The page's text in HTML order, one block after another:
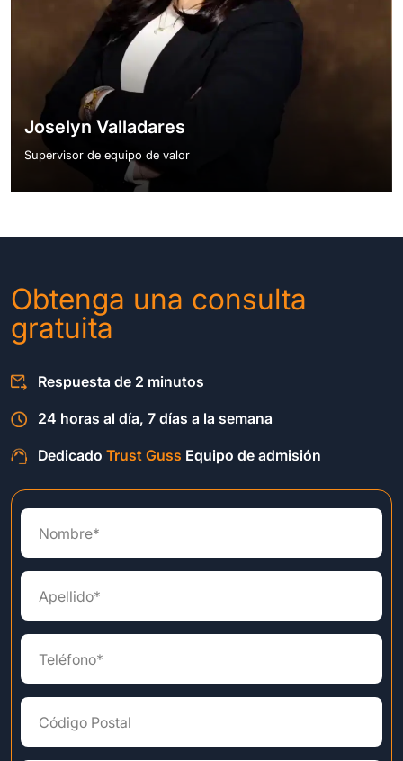
Joselyn Valladares
Supervisor de equipo de valor
Obtenga una consulta
gratuita
Respuesta de 2 minutos
24 horas al día, 7 días a la semana
Dedicado Trust Guss Equipo de admisión